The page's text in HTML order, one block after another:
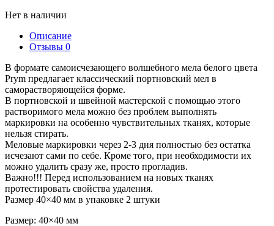
Нет в наличии
Описание
Отзывы 0
В формате самоисчезающего волшебного мела белого цвета
Prym предлагает классический портновский мел в
саморастворяющейся форме.
В портновской и швейной мастерской с помощью этого
растворимого мела можно без проблем выполнять
маркировки на особенно чувствительных тканях, которые
нельзя стирать.
Меловые маркировки через 2-3 дня полностью без остатка
исчезают сами по себе. Кроме того, при необходимости их
можно удалить сразу же, просто прогладив.
Важно!!! Перед использованием на новых тканях
протестировать свойства удаления.
Размер 40×40 мм в упаковке 2 штуки
Размер: 40×40 мм